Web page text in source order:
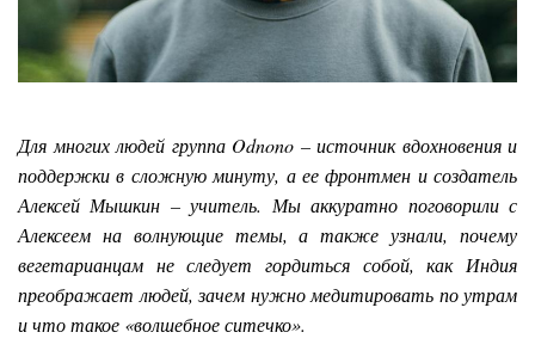
Для многих людей группа Odnono – источник вдохновения и
поддержки в сложную минуту, а ее фронтмен и создатель
Алексей Мышкин – учитель. Мы аккуратно поговорили с
Алексеем на волнующие темы, а также узнали, почему
вегетарианцам не следует гордиться собой, как Индия
преображает людей, зачем нужно медитировать по утрам
и что такое «волшебное ситечко».